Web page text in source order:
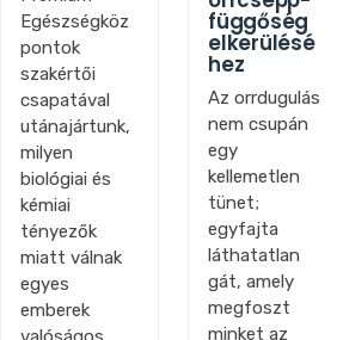
Egészségköz
pontok
szakértői
csapatával
utánajártunk,
milyen
biológiai és
kémiai
tényezők
miatt válnak
egyes
emberek
függőség
elkerülésé
hez
Az orrdugulás
nem csupán
egy
kellemetlen
tünet;
egyfajta
láthatatlan
gát, amely
megfoszt
minket az